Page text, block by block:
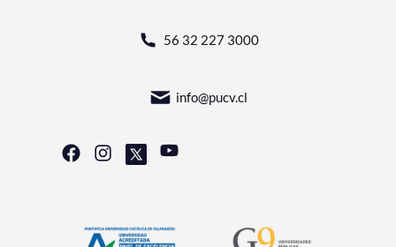
56 32 227 3000
info@pucv.cl